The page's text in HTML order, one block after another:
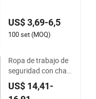
rmes de enfermería
con bordado de log
US$ 3,69-6,5
100 set (MOQ)
Ropa de trabajo de
seguridad con chaq
ueta y pantalones d
e tela Oxford de con
US$ 14,41-